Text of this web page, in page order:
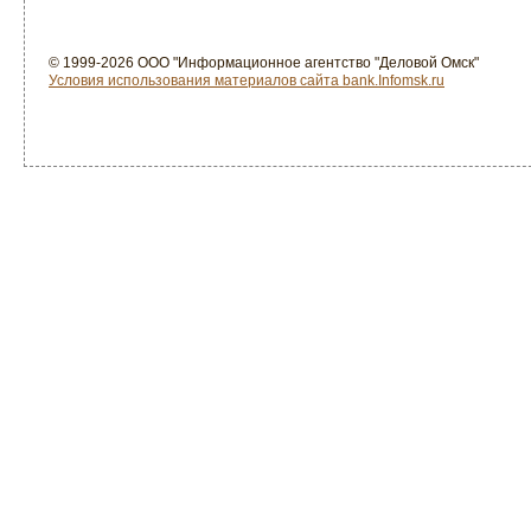
© 1999-2026 ООО "Информационное агентство "Деловой Омск"
Условия использования материалов сайта bank.Infomsk.ru